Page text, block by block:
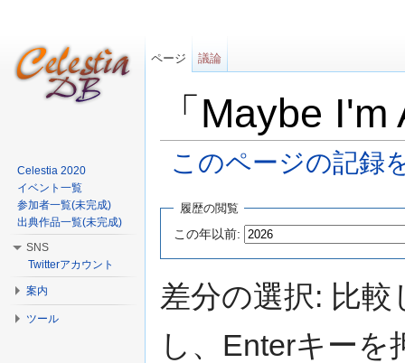
「Maybe
このページの記録
履歴の閲覧
この年以前:
差分の選択: 比
し、Enterキー
ページ 議論
Celestia 2020
イベント一覧
参加者一覧(未完成)
出典作品一覧(未完成)
SNS
Twitterアカウント
案内
ツール